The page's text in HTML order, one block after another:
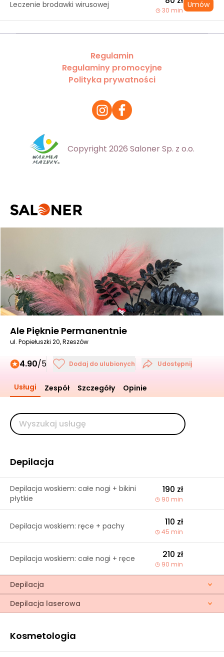
Leczenie brodawki wirusowej
30 min
Umów
Regulamin
Regulaminy promocyjne
Polityka prywatności
Copyright 2026 Saloner Sp. z o.o.
Ale Pięknie Permanentnie
ul. Popiełuszki 20, Rzeszów
4.90/5 Dodaj do ulubionych Udostępnij
Usługi Zespół Szczegóły Opinie
Depilacja
Depilacja woskiem: całe nogi + bikini
płytkie
190 zł
90 min
Depilacja woskiem: ręce + pachy 110 zł
45 min
Depilacja woskiem: całe nogi + ręce 210 zł
90 min
Depilacja
Depilacja laserowa
Kosmetologia